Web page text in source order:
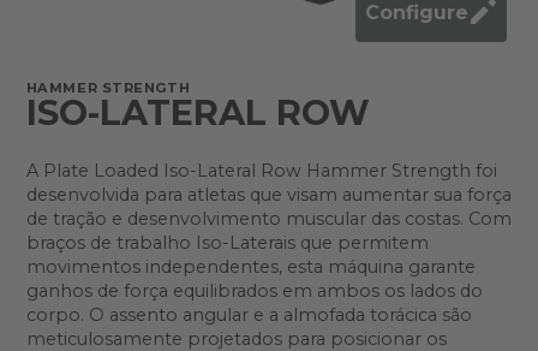
Configure
HAMMER STRENGTH
ISO-LATERAL ROW
A Plate Loaded Iso-Lateral Row Hammer Strength foi
desenvolvida para atletas que visam aumentar sua força
de tração e desenvolvimento muscular das costas. Com
braços de trabalho Iso-Laterais que permitem
movimentos independentes, esta máquina garante
ganhos de força equilibrados em ambos os lados do
corpo. O assento angular e a almofada torácica são
meticulosamente projetados para posicionar os